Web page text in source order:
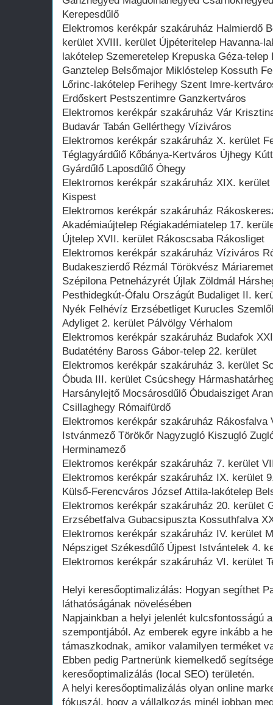
Kerepesdűlő
Elektromos kerékpár szakáruház Halmierdő
kerület XVIII. kerület Újpéteritelep Havanna-
lakótelep Szemeretelep Krepuska Géza-
Ganztelep Belsőmajor Miklóstelep Kossuth
Lőrinc-lakótelep Ferihegy Szent Imre-
Erdőskert Pestszentimre Ganzkertváros
Elektromos kerékpár szakáruház Vár
Budavár Tabán Gellérthegy Víziváros
Elektromos kerékpár szakáruház X. kerület
Téglagyárdűlő Kőbánya-Kertváros Újhegy
Gyárdűlő Laposdűlő Óhegy
Elektromos kerékpár szakáruház XIX.
Kispest
Elektromos kerékpár szakáruház
Akadémiaújtelep Régiakadémiatelep 17.
Újtelep XVII. kerület Rákoscsaba Rákosliget
Elektromos kerékpár szakáruház Víziváros
Budakeszierdő Rézmál Törökvész
Szépilona Petneházyrét Újlak Zöldmál
Pesthidegkút-Ófalu Országút Budaliget II.
Nyék Felhévíz Erzsébetliget Kurucles
Adyliget 2. kerület Pálvölgy Vérhalom
Elektromos kerékpár szakáruház Budafok
Budatétény Baross Gábor-telep 22. kerület
Elektromos kerékpár szakáruház 3. kerület
Óbuda III. kerület Csúcshegy
Harsánylejtő Mocsárosdűlő Óbudaisziget
Csillaghegy Rómaifürdő
Elektromos kerékpár szakáruház Rákosfalva
Istvánmező Törökőr Nagyzugló Kiszugló
Herminamező
Elektromos kerékpár szakáruház 7. kerület
Elektromos kerékpár szakáruház IX. kerület
Külső-Ferencváros József Attila-lakótelep
Elektromos kerékpár szakáruház 20. kerület
Erzsébetfalva Gubacsipuszta Kossuthfalva
Elektromos kerékpár szakáruház IV. kerület
Népsziget Székesdűlő Újpest Istvántelek 4.
Elektromos kerékpár szakáruház VI. kerület
Helyi keresőoptimalizálás: Hogyan segíthet
láthatóságának növelésében
Napjainkban a helyi jelenlét kulcsfontosságú
szempontjából. Az emberek egyre inkább a
támaszkodnak, amikor valamilyen terméket
Ebben pedig Partnerünk kiemelkedő
keresőoptimalizálás (local SEO) területén.
A helyi keresőoptimalizálás olyan online
fókuszál, hogy a vállalkozás minél jobban